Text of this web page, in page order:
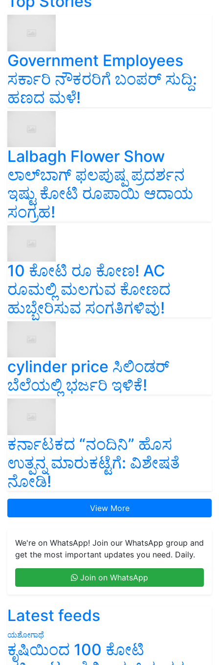
Government Employees
ಸರ್ಕಾರಿ ನೌಕರರಿಗೆ ಬಂಪರ್‌ ಸುದ್ದಿ:
ಹಣದ ಮಳೆ!
Lalbagh Flower Show
ಲಾಲ್‌ಬಾಗ್ ಫಲಪುಷ್ಪ ಪ್ರದರ್ಶನ
ಇಷ್ಟು ಕೋಟಿ ರೂಪಾಯಿ ಆದಾಯ
ಸಂಗ್ರಹ!
10 ಕೋಟಿ ರೂ ಕೋಣ! AC
ರೂಮಲ್ಲಿ ಮಲಗುವ ಕೋಣದ
ಹುಬ್ಬೇರಿಸುವ ಸಂಗತಿಗಳಿವು!
cylinder price ಸಿಲಿಂಡರ್‌
ಬೆಲೆಯಲ್ಲಿ ಭರ್ಜರಿ ಇಳಿಕೆ!
ಕರ್ನಾಟಕದ “ನಂದಿನಿ” ಹೊಸ
ಉತ್ಪನ್ನ ಮಾರುಕಟ್ಟೆಗೆ: ವಿಶೇಷತೆ
ನೋಡಿ!
get the most important updates you need. Daily.
ಯಶೋಗಾಥೆ
ಕೃಷಿಯಿಂದ 100 ಕೋಟಿ
ವಹಿವಾಟು: ಹೆಲಿಕಾಪ್ಟರ್ ನಂತರ